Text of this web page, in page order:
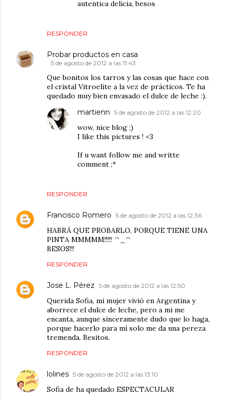
RESPONDER
autentica delicia, besos
Probar productos en casa
5 de agosto de 2012 a las 11:43
Que bonitos los tarros y las cosas que hace con
el cristal Vitroelite a la vez de prácticos. Te ha
quedado muy bien envasado el dulce de leche :).
RESPONDER
martienn 5 de agosto de 2012 a las 12:20
wow, nice blog ;)
I like this pictures ! <3
If u want follow me and writte
comment ;*
Francisco Romero 5 de agosto de 2012 a las 12:36
HABRÁ QUE PROBARLO, PORQUE TIENE UNA
PINTA MMMMM!!!!! ^_^
BESOS!!!
RESPONDER
Jose L. Pérez 5 de agosto de 2012 a las 12:50
Querida Sofia, mi mujer vivió en Argentina y
aborrece el dulce de leche, pero a mi me
encanta, aunque sinceramente dudo que lo haga,
porque hacerlo para mí solo me da una pereza
tremenda. Besitos.
RESPONDER
lolines 5 de agosto de 2012 a las 13:10
Sofia de ha quedado ESPECTACULAR